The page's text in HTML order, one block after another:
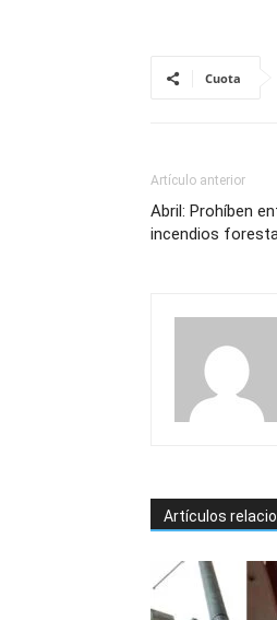
Cuota
Artículo anterior
Abril: Prohíben
incendios
Artículos